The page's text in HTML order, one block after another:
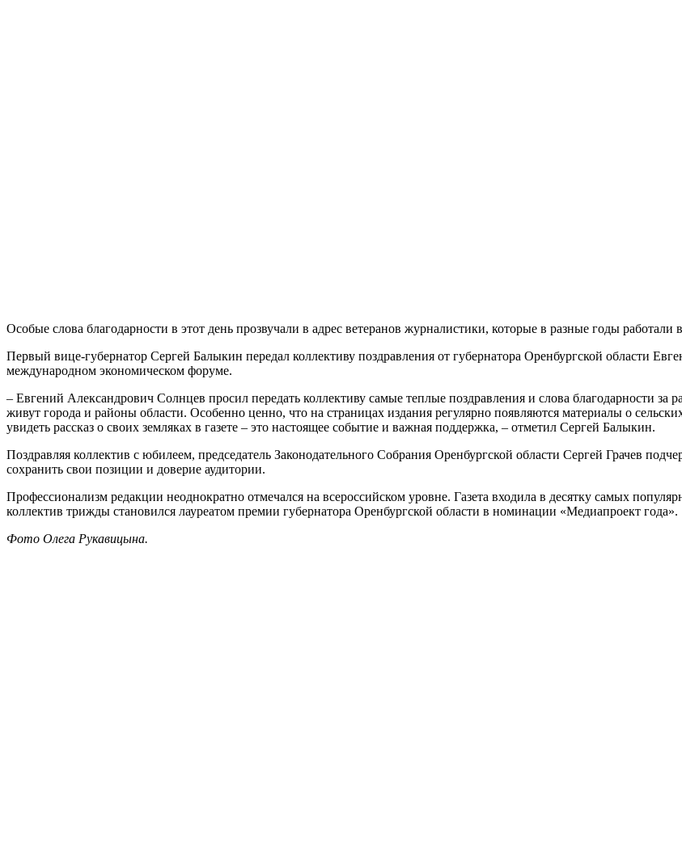
Особые слова благодарности в этот день прозвучали в адрес ветеранов журналистики, которые в разные годы
Первый вице-губернатор Сергей Балыкин передал коллективу поздравления от губернатора Оренбургской области
международном экономическом форуме.
– Евгений Александрович Солнцев просил передать коллективу самые теплые поздравления и слова благодарности за
живут города и районы области. Особенно ценно, что на страницах издания регулярно появляются материалы о
увидеть рассказ о своих земляках в газете – это настоящее событие и важная поддержка, – отметил Сергей Балыкин.
Поздравляя коллектив с юбилеем, председатель Законодательного Собрания Оренбургской области Сергей Грачев
сохранить свои позиции и доверие аудитории.
Профессионализм редакции неоднократно отмечался на всероссийском уровне. Газета входила в десятку самых
коллектив трижды становился лауреатом премии губернатора Оренбургской области в номинации «Медиапроект года».
Фото Олега Рукавицына.